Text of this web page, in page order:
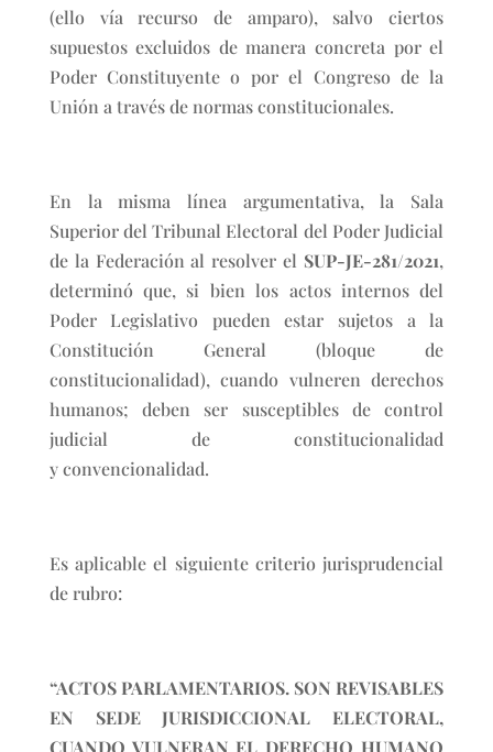
(ello vía recurso de amparo), salvo ciertos
supuestos excluidos de manera concreta por el
Poder Constituyente o por el Congreso de la
Unión a través de normas constitucionales.
En la misma línea argumentativa, la Sala
Superior del Tribunal Electoral del Poder Judicial
de la Federación al resolver el SUP-JE-281/2021,
determinó que, si bien los actos internos del
Poder Legislativo pueden estar sujetos a la
Constitución General (bloque de
constitucionalidad), cuando vulneren derechos
humanos; deben ser susceptibles de control
judicial de constitucionalidad
y convencionalidad.
Es aplicable el siguiente criterio jurisprudencial
de rubro:
“ACTOS PARLAMENTARIOS. SON REVISABLES
EN SEDE JURISDICCIONAL ELECTORAL,
CUANDO VULNERAN EL DERECHO HUMANO